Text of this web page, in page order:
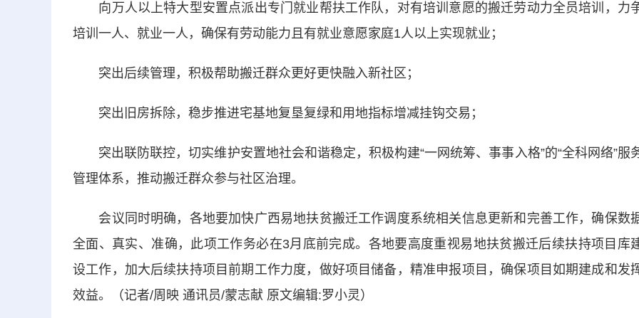
向万人以上特大型安置点派出专门就业帮扶工作队，对有培训意愿的搬迁劳动力全员培训，力
培训一人、就业一人，确保有劳动能力且有就业意愿家庭1人以上实现就业；
突出后续管理，积极帮助搬迁群众更好更快融入新社区；
突出旧房拆除，稳步推进宅基地复垦复绿和用地指标增减挂钩交易；
突出联防联控，切实维护安置地社会和谐稳定，积极构建“一网统筹、事事入格”的“全科网络”服
管理体系，推动搬迁群众参与社区治理。
会议同时明确，各地要加快广西易地扶贫搬迁工作调度系统相关信息更新和完善工作，确保数
全面、真实、准确，此项工作务必在3月底前完成。各地要高度重视易地扶贫搬迁后续扶持项目库
设工作，加大后续扶持项目前期工作力度，做好项目储备，精准申报项目，确保项目如期建成和发
效益。（记者/周映 通讯员/蒙志献 原文编辑:罗小灵）